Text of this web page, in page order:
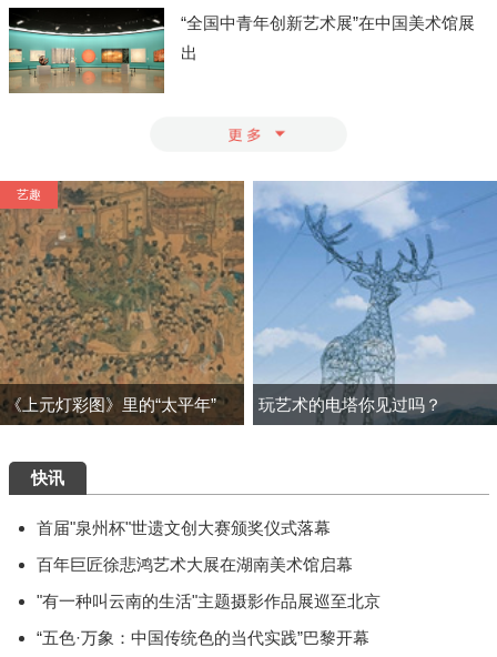
“全国中青年创新艺术展”在中国美术馆展
出
彩图》里的“太平年” 玩艺术的电塔你见过吗？
艺术
快讯
首届"泉州杯"世遗文创大赛颁奖仪式落幕
百年巨匠徐悲鸿艺术大展在湖南美术馆启幕
"有一种叫云南的生活"主题摄影作品展巡至北京
“五色·万象：中国传统色的当代实践”巴黎开幕